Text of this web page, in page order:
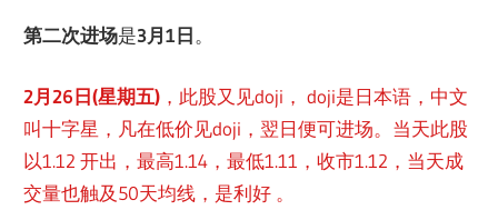
第二次进场是3月1日。
2月26日(星期五) ，此股又见doji， doji是日本语，中文
叫十字星，凡在低价见doji，翌日便可进场。当天此股
以1.12 开出，最高1.14，最低1.11，收市1.12，当天成
交量也触及50天均线，是利好 。